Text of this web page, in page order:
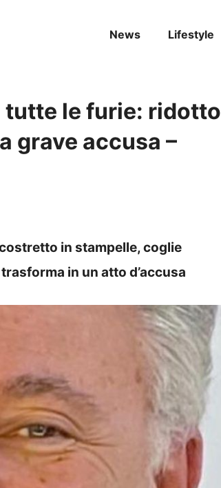
News Lifestyle
tutte le furie: ridotto
grave accusa –
in stampelle, coglie
in un atto d’accusa